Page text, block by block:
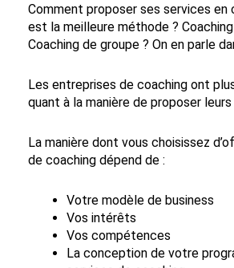
Comment proposer ses services en
est la meilleure méthode ?
Coaching de groupe ? On en parle
Les entreprises de coaching ont
quant à la manière de proposer
La manière dont vous choisissez
de coaching dépend de :
Votre modèle de business
Vos intérêts
Vos compétences
La conception de votre